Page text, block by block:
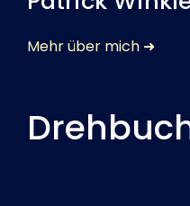
Mehr über mich ➜